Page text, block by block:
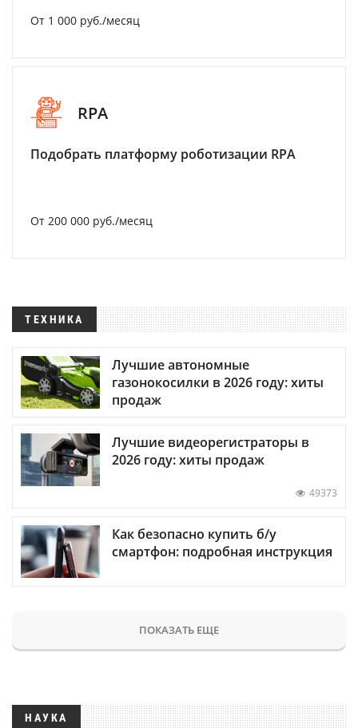
От 1 000 руб./месяц
RPA
Подобрать платформу роботизации RPA
От 200 000 руб./месяц
ТЕХНИКА
Лучшие автономные
газонокосилки в 2026 году: хиты
продаж
Лучшие видеорегистраторы в
2026 году: хиты продаж
49373
Как безопасно купить б/у
смартфон: подробная инструкция
ПОКАЗАТЬ ЕЩЕ
НАУКА